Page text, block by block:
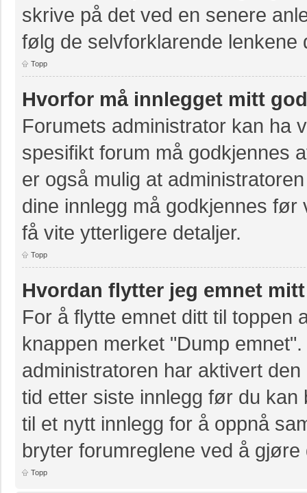
skrive på det ved en senere
følg de selvforklarende lenkene
Topp
Hvorfor må innlegget mitt
Forumets administrator kan ha
spesifikt forum må godkjennes
er også mulig at
dine innlegg må godkjennes
få vite ytterligere detaljer.
Topp
Hvordan flytter jeg emnet
For å flytte emnet ditt til toppen
knappen merket "Dump
administratoren har aktivert
tid etter siste innlegg før du
til et nytt innlegg for å oppnå
bryter forumreglene ved å gjøre
Topp